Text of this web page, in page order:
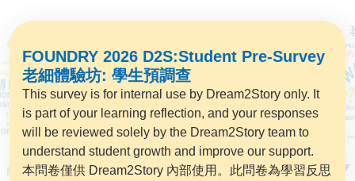
FOUNDRY 2026 D2S:Student Pre-Survey
老細體驗坊: 學生預調查
This survey is for internal use by Dream2Story only. It
is part of your learning reflection, and your responses
will be reviewed solely by the Dream2Story team to
understand student growth and improve our support.
本問卷僅供 Dream2Story 內部使用。此問卷為學習反思